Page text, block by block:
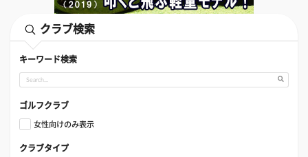
クラブ検索
キーワード検索
ゴルフクラブ
女性向けのみ表示
クラブタイプ